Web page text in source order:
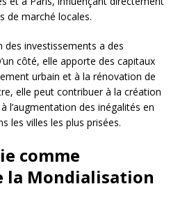
de marché locales.
investissements a des
côté, elle apporte des capitaux
urbain et à la rénovation de
elle peut contribuer à la création
l’augmentation des inégalités en
les villes les plus prisées.
comme
la Mondialisation